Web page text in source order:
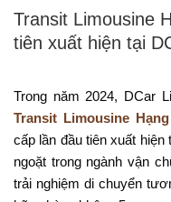
Transit Limousine
tiên xuất hiện tại
Trong năm 2024, DCar
Transit Limousine
cấp lần đầu tiên xuất
ngoặt trong ngành vận
trải nghiệm di chuyển